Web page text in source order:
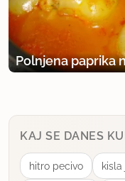
Polnjena paprika
KAJ SE DANES
hitro pecivo kisla